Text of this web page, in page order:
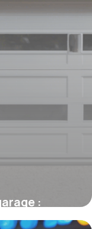
:
accès